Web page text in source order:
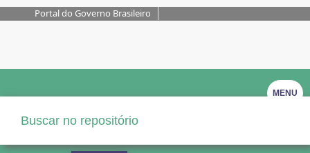
Portal do Governo Brasileiro
MENU